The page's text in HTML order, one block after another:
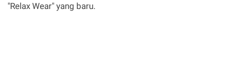
"Relax Wear" yang baru.